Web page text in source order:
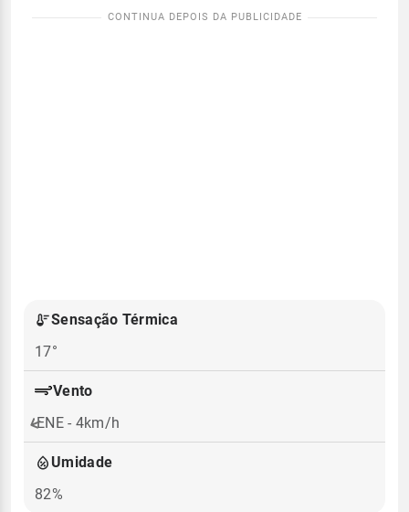
Sensação Térmica
17°
Vento
ENE - 4km/h
Umidade
82%